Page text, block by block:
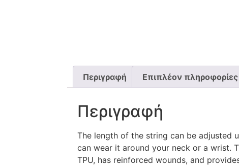
Περιγραφή Επιπλέον πληροφορίες
Περιγραφή
The length of the string can be adjusted
can wear it around your neck or a wrist.
TPU, has reinforced wounds, and